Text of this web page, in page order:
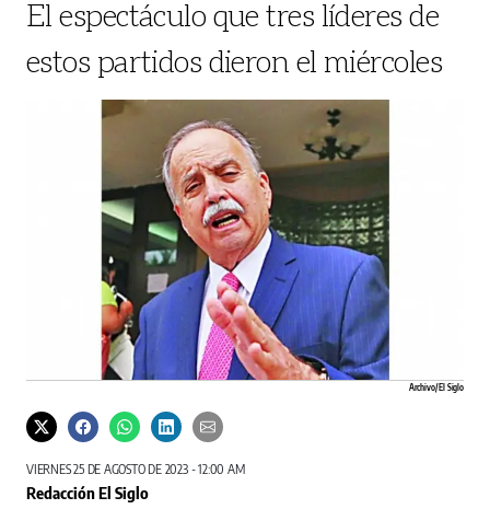
El espectáculo que tres líderes de
estos partidos dieron el miércoles
Archivo/ El Siglo
VIERNES 25 DE AGOSTO DE 2023 - 12:00 AM
Redacción El Siglo